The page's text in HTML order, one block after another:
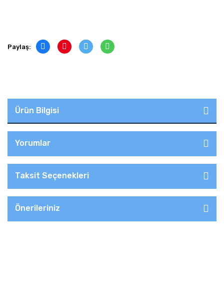
Paylaş:
Ürün Bilgisi
Yorumlar
Taksit Seçenekleri
Önerileriniz